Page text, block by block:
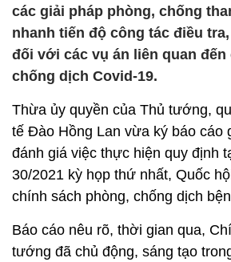
các giải pháp phòng, chống
nhanh tiến độ công tác điều
đối với các vụ án liên quan đến
chống dịch Covid-19.
Thừa ủy quyền của Thủ tướng,
tế Đào Hồng Lan vừa ký báo cáo
đánh giá việc thực hiện quy định
30/2021 kỳ họp thứ nhất, Quốc
chính sách phòng, chống dịch
Báo cáo nêu rõ, thời gian qua,
tướng đã chủ động, sáng tạo